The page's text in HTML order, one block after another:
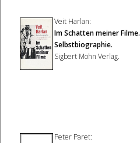
Veit Harlan:
Im Schatten meiner Filme.
Selbstbiographie.
Sigbert Mohn Verlag.​​​​
Peter Paret: